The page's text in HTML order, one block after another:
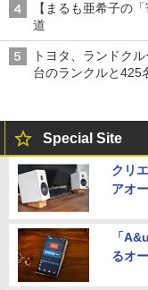
【まるも亜希子の
道
トヨタ、ランドク
台のランクルと425
Special Site
クリ
アオ
「
るオ